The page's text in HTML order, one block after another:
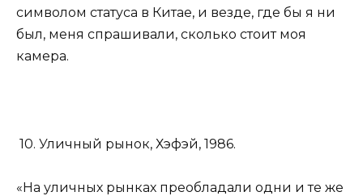
символом статуса в Китае, и везде, где бы я ни
был, меня спрашивали, сколько стоит моя
камера.
10. Уличный рынок, Хэфэй, 1986.
«На уличных рынках преобладали одни и те же